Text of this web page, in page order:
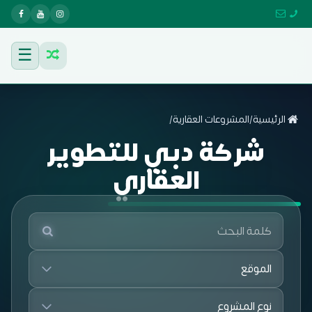
☰
الرئيسية/المشروعات العقارية/
شركة دبي للتطوير
العقاري